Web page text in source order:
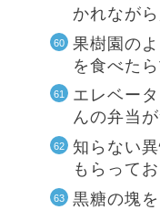
かれなが
果樹園の
を食べた
エレベー
んの弁当
知らない
もらって
黒糖の塊